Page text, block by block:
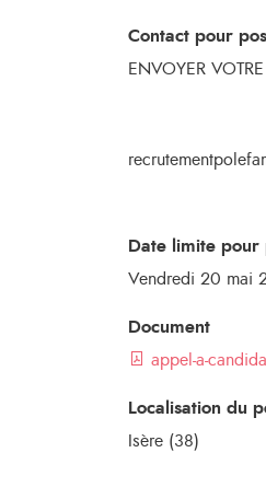
Contact pour
ENVOYER
Date limite pour
Vendredi 20 mai
Document
appel-a-
Localisation du
Isère (38)